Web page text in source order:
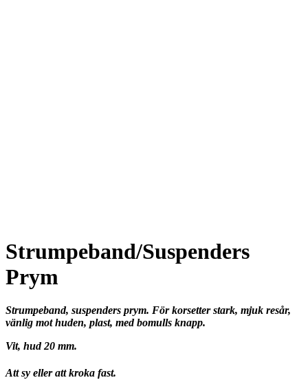
Strumpeband/Suspenders
Prym
Strumpeband, suspenders prym. För korsetter stark, mjuk resår,
vänlig mot huden, plast, med bomulls knapp.
Vit, hud 20 mm.
Att sy eller att kroka fast.